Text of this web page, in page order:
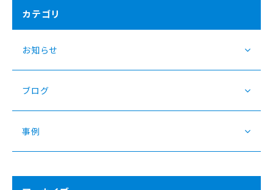
カテゴリ
お知らせ
ブログ
事例